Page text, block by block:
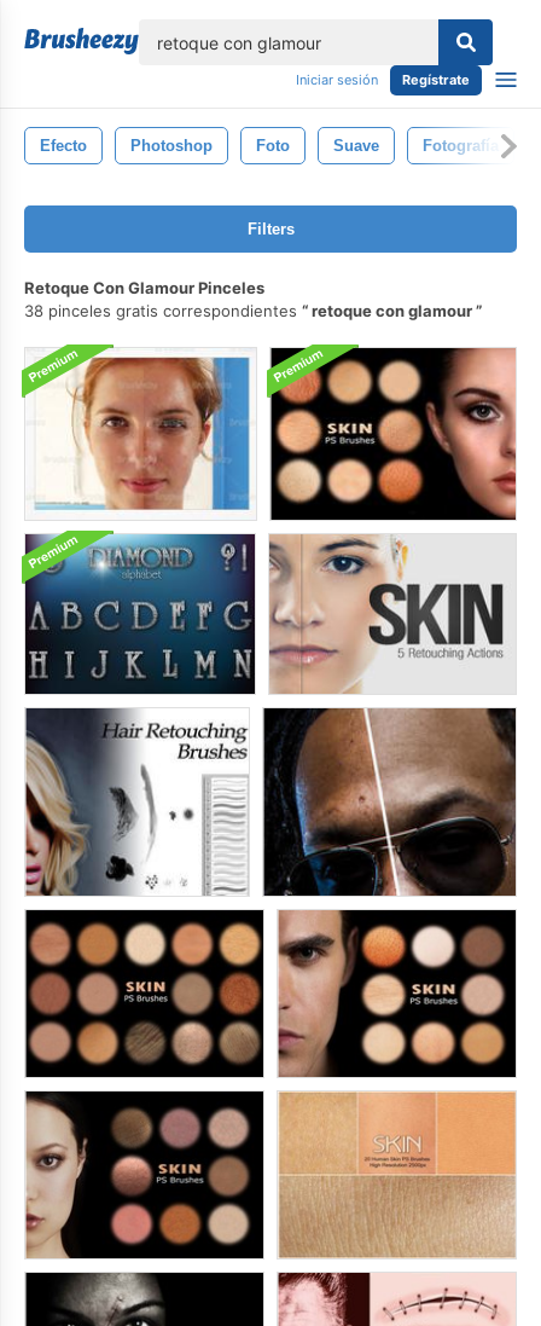
Iniciar sesión Regístrate
Efecto Photoshop Foto Suave Fotografía
Filters
Retoque Con Glamour Pinceles
38 pinceles gratis correspondientes
retoque con glamour